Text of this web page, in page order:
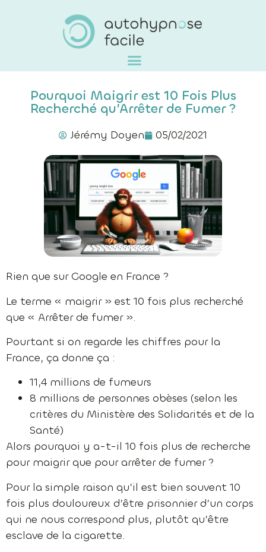
Pourquoi Maigrir est 10 Fois Plus
Recherché qu’Arrêter de Fumer ?
Jérémy Doyen 05/02/2021
Rien que sur Google en France ?
Le terme « maigrir » est 10 fois plus recherché
que « Arrêter de fumer ».
Pourtant si on regarde les chiffres pour la
France, ça donne ça :
11,4 millions de fumeurs
8 millions de personnes obèses (selon les
critères du Ministère des Solidarités et de la
Santé)
Alors pourquoi y a-t-il 10 fois plus de recherche
pour maigrir que pour arrêter de fumer ?
Pour la simple raison qu’il est bien souvent 10
fois plus douloureux d’être prisonnier d’un corps
qui ne nous correspond plus, plutôt qu’être
esclave de la cigarette.